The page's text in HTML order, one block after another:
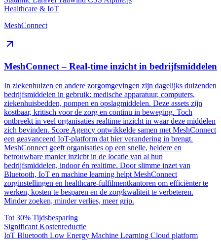
Healthcare & IoT
MeshConnect
MeshConnect – Real-time inzicht in bedrijfsmiddelen
In ziekenhuizen en andere zorgomgevingen zijn dagelijks duizenden
bedrijfsmiddelen in gebruik: medische apparatuur, computers,
ziekenhuisbedden, pompen en opslagmiddelen. Deze assets zijn
kostbaar, kritisch voor de zorg en continu in beweging. Toch
ontbreekt in veel organisaties realtime inzicht in waar deze middelen
zich bevinden. Score Agency ontwikkelde samen met MeshConnect
een geavanceerd IoT-platform dat hier verandering in brengt.
MeshConnect geeft organisaties op een snelle, heldere en
betrouwbare manier inzicht in de locatie van al hun
bedrijfsmiddelen, indoor én realtime. Door slimme inzet van
Bluetooth, IoT en machine learning helpt MeshConnect
zorginstellingen en healthcare-fulfilmentkantoren om efficiënter te
werken, kosten te besparen en de zorgkwaliteit te verbeteren.
Minder zoeken, minder verlies, meer grip.
Tot 30% Tijdsbesparing
Significant Kostenreductie
IoT Bluetooth Low Energy Machine Learning Cloud platform